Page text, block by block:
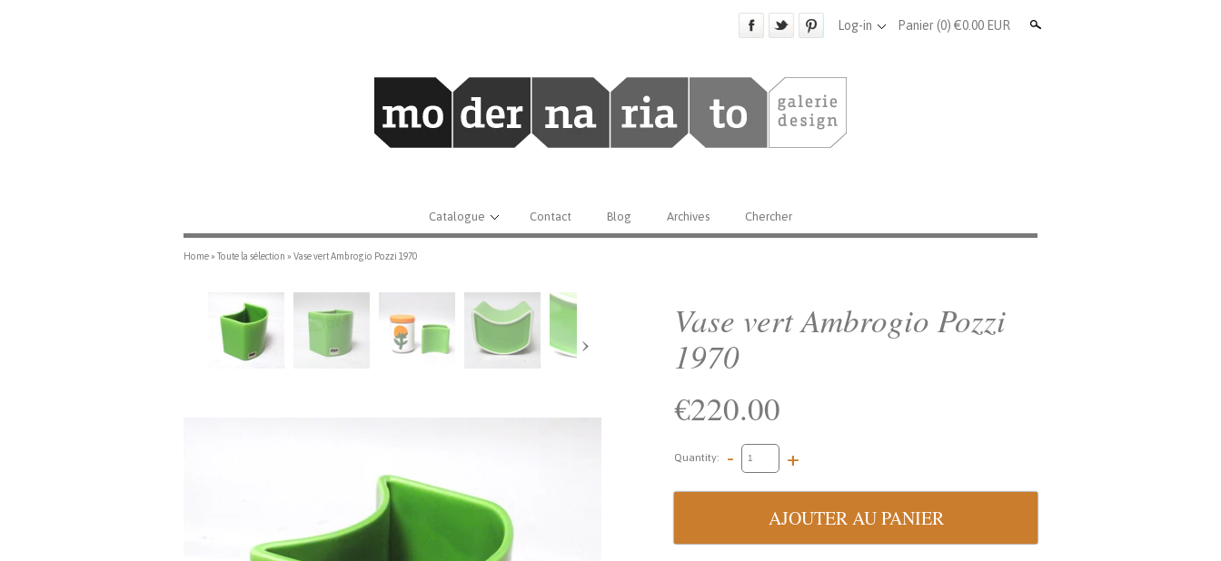
Log-in Panier(0) €0.00 EUR
Catalogue Contact Blog Archives Chercher
Home» Toute la sélection » Vase vert Ambrogio Pozzi 1970
›
Vase vert Ambrogio Pozzi
1970
€220.00
Quantity: - +